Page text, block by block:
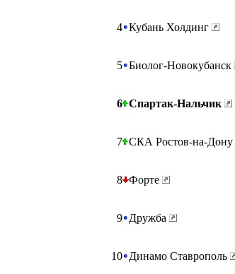
4 Кубань Холдинг
5 Биолог-Новокубанск
6 Спартак-Нальчик
7 СКА Ростов-на-Дону
8 Форте
9 Дружба
10 Динамо Ставрополь